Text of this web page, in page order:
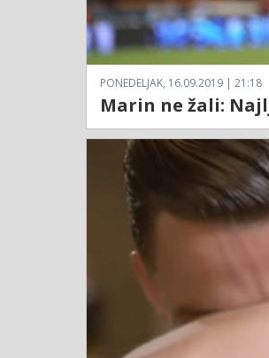
PONEDELJAK, 16.09.2019 | 21:18
Marin ne žali: